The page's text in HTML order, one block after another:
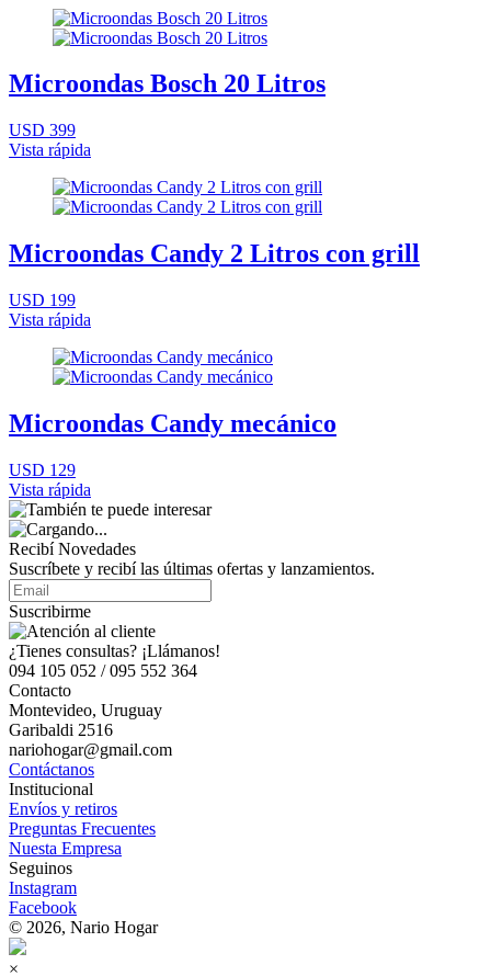
Microondas Bosch 20 Litros
USD 399
Vista rápida
Microondas Candy 2 Litros con grill
USD 199
Vista rápida
Microondas Candy mecánico
USD 129
Vista rápida
Recibí Novedades
Suscríbete y recibí las últimas ofertas y lanzamientos.
Suscribirme
¿Tienes consultas? ¡Llámanos!
094 105 052 / 095 552 364
Contacto
Montevideo, Uruguay
Garibaldi 2516
nariohogar@gmail.com
Contáctanos
Institucional
Envíos y retiros
Preguntas Frecuentes
Nuesta Empresa
Seguinos
Instagram
Facebook
© 2026, Nario Hogar
×